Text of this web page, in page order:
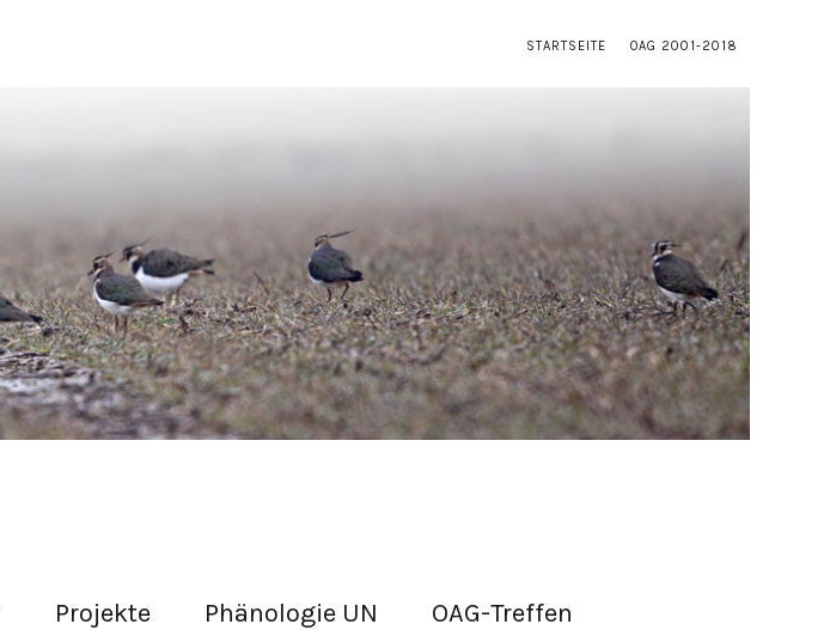
STARTSEITE OAG 2001-2018
Projekte Phänologie UN OAG-Treffen